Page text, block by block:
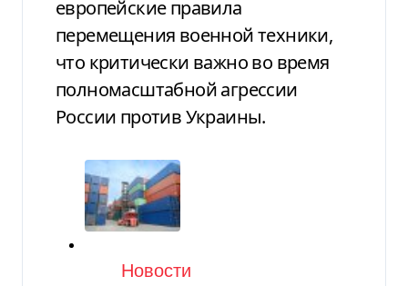
европейские правила
перемещения военной техники,
что критически важно во время
полномасштабной агрессии
России против Украины.
Категория
Новости